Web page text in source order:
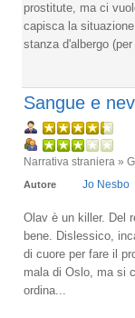
prostitute, ma ci
capisca la
stanza d'albergo
Sangue e
Narrativa straniera »
Autore Jo Nesbo
Olav è un killer. Del
bene. Dislessico,
di cuore per fare il
mala di Oslo, ma si
ordina...